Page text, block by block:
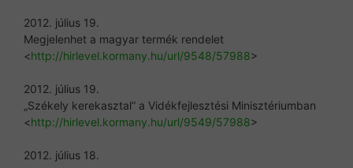
2012. július 19.
Megjelenhet a magyar termék rendelet
<http://hirlevel.kormany.hu/url/9548/57988>
2012. július 19.
„Székely kerekasztal” a Vidékfejlesztési Minisztériumban
<http://hirlevel.kormany.hu/url/9549/57988>
2012. július 18.